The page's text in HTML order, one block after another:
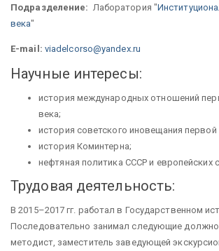
Подразделение: Лаборатория "
века"
E-mail: viadelcorso@yandex.ru
Научные интересы:
история международных отношений
века;
история советского иновещания
история Коминтерна;
нефтяная политика СССР и европейских
Трудовая деятельность:
В 2015–2017 гг. работал в Государственном
Последовательно занимал следующие
методист, заместитель заведующей